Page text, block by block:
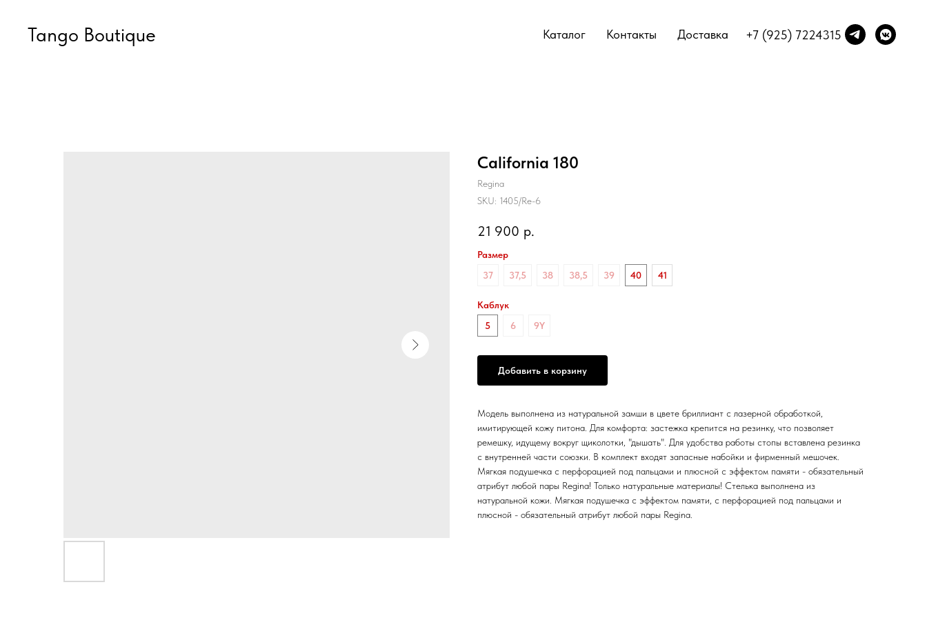
Tango Boutique Каталог Контакты Доставка +7 (925) 7224315
California 180
Regina
SKU: 1405/Re-6
21 900 р.
Размер
37
37,5 38 38,5 39 40 41
Каблук
5
6 9Y
Добавить в корзину
Модель выполнена из натуральной замши в цвете бриллиант с лазерной обработкой,
имитирующей кожу питона. Для комфорта: застежка крепится на резинку, что позволяет
ремешку, идущему вокруг щиколотки, "дышать". Для удобства работы стопы вставлена резинка
с внутренней части союзки. В комплект входят запасные набойки и фирменный мешочек.
Мягкая подушечка с перфорацией под пальцами и плюсной с эффектом памяти - обязательный
атрибут любой пары Regina! Только натуральные материалы! Стелька выполнена из
натуральной кожи. Мягкая подушечка с эффектом памяти, с перфорацией под пальцами и
плюсной - обязательный атрибут любой пары Regina.